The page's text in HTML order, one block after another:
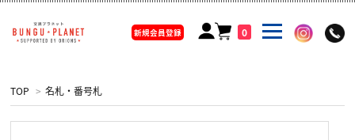
0
新規会員登録
TOP > 名札・番号札